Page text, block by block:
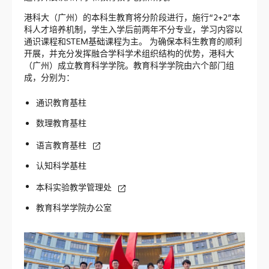
构建创新生态
主要架构
产业合作
知识产权
培训学习
科广人物
合作交流
港科大（广州）的本科生教育将分阶段进行，施行“2+2”本
科人才培养机制，学生入学后前两年不分专业，学习内容以
通识课程和STEM基础课程为主。 为确保本科生教育的顺利
开展，并充分发挥融合学科学术组织结构的优势，港科大
（广州）成立教育科学学院。教育科学学院由六个部门组
成，分别为：
通识教育基柱
数理教育基柱
语言教育基柱
认知科学基柱
本科实验教学管理处
教育科学学院办公室